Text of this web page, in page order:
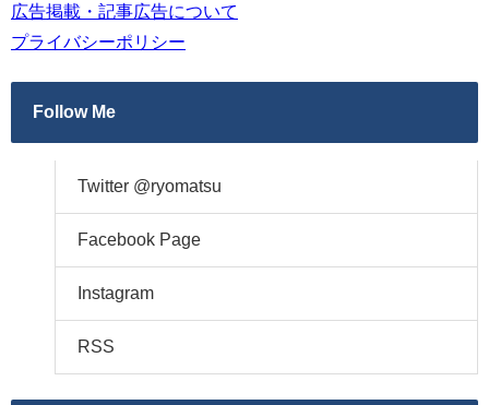
広告掲載・記事広告について
プライバシーポリシー
Follow Me
Twitter @ryomatsu
Facebook Page
Instagram
RSS